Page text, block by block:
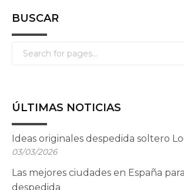
BUSCAR
ÚLTIMAS NOTICIAS
Ideas originales despedida soltero
03/03/2026
Las mejores ciudades en España
despedida